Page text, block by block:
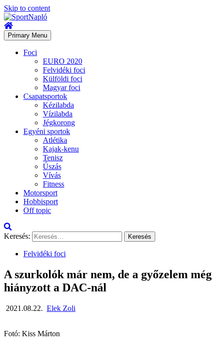
Skip to content
Primary Menu
Foci
EURO 2020
Felvidéki foci
Külföldi foci
Magyar foci
Csapatsportok
Kézilabda
Vízilabda
Jégkorong
Egyéni sportok
Atlétika
Kajak-kenu
Tenisz
Úszás
Vívás
Fitness
Motorsport
Hobbisport
Off topic
Keresés:
Felvidéki foci
A szurkolók már nem, de a győzelem még
hiányzott a DAC-nál
2021.08.22. Elek Zoli
Fotó: Kiss Márton